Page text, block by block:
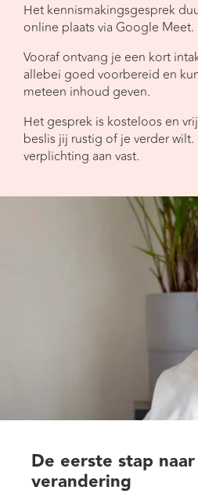
Het kennismakingsgesprek
online plaats via Google Meet.
Vooraf ontvang je een kort
allebei goed voorbereid en
meteen inhoud geven.
Het gesprek is kosteloos en
beslis jij rustig of je verder
verplichting aan vast.
De eerste stap
verandering